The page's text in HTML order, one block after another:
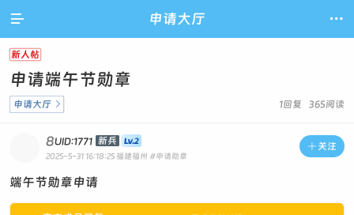
 申请大厅 
新人帖
申请端午节勋章
1回复 365阅读
申请大厅 
 关注
8UID:1771 新兵
2025-5-31 16:18:25 福建福州 #申请勋章
端午节勋章申请